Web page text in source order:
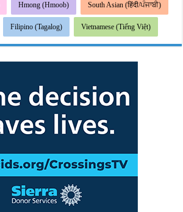
Hmong (Hmoob) South Asian (हिंदी/ਪੰਜਾਬੀ)
Filipino (Tagalog) Vietnamese (Tiếng Việt)